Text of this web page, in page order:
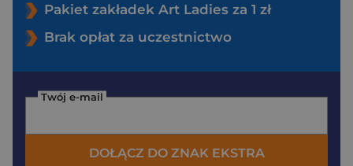
Pakiet zakładek Art Ladies za 1 zł
Brak opłat za uczestnictwo
Twój e-mail
DOŁĄCZ DO ZNAK EKSTRA